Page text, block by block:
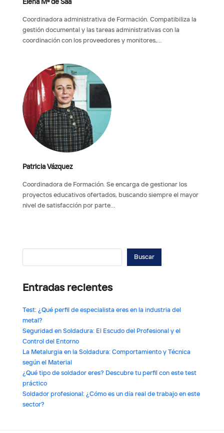
Elena Mª de Saa
Coordinadora administrativa de Formación. Compatibiliza la
gestión documental y las tareas administrativas con la
coordinación con los proveedores y monitores,…
Patricia Vázquez
Coordinadora de Formación. Se encarga de gestionar los
proyectos educativos ofertados, buscando siempre el mayor
nivel de satisfacción por parte…
Buscar
Entradas recientes
Test: ¿Qué perfil de especialista eres en la industria del
metal?
Seguridad en Soldadura: El Escudo del Profesional y el
Control del Entorno
La Metalurgia en la Soldadura: Comportamiento y Técnica
según el Material
¿Qué tipo de soldador eres? Descubre tu perfil con este test
práctico
Soldador profesional: ¿Cómo es un día real de trabajo en este
sector?